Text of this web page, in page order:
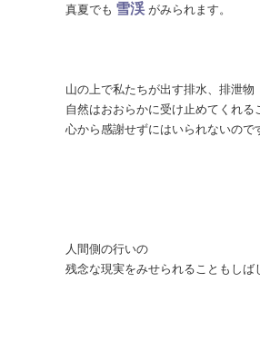
真夏でも 雪渓 がみられます。
山の上で私たちが出す排水、排泄物
自然はおおらかに受け止めてくれる
心から感謝せずにはいられないので
人間側の行いの
残念な現実をみせられることもしば